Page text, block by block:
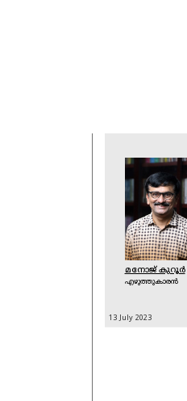
മനോജ് കുറൂർ
എഴുത്തുകാരൻ
13 July2023